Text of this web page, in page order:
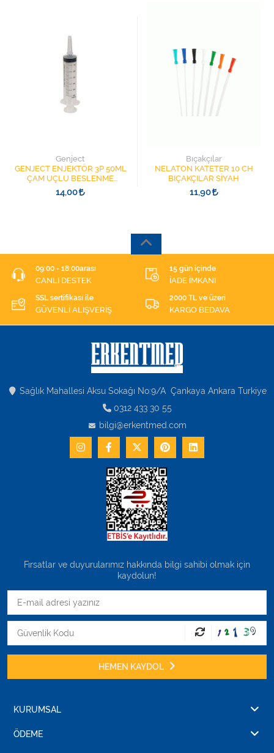
Genject
GENJECT ENJEKTÖR 3P 50ML
ÇAM UÇLU BESLENME
ŞIRINGASI 1852412 KATATER
UÇLU
14,00
Bıçakçılar
NELATON KATETER 10 CH
BIÇAKÇILAR SİYAH
11,90
09:00 - 18:00arası
CANLI DESTEK
15 gün içinde
İADE İMKANI
SSL sertifikası ile
GÜVENLİ ALIŞVERİŞ
2000 TL ve üzeri
KARGO BEDAVA
Sağlık Mahallesi Aksu Sokağı No:9/A Çankaya Ankara Turkiye
0312 433 30 55
bilgi@erkentmed.com
Fırsatlar ve duyurularımız hakkında bilgi sahibi olmak için
kaydolun!
HEMEN KAYDOL
KURUMSAL
ÖDEME